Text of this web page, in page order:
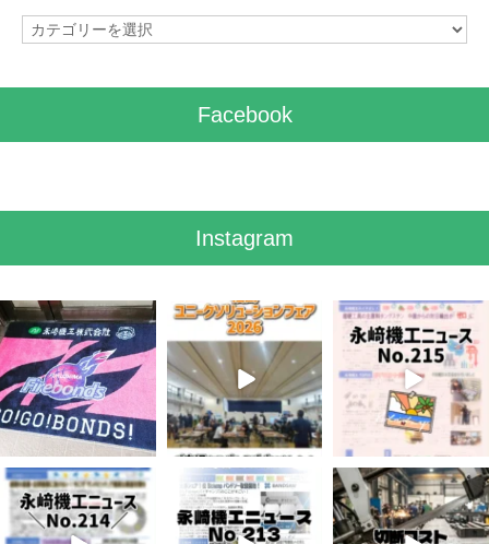
カ
Facebook
Instagram
7月 28
7 0
7月 27
6
7月 3
5 0
6月 3
8 0
5月 13
5 0
4月 20
10 0